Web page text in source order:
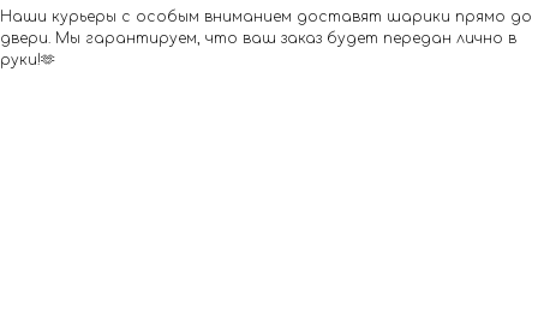
Наши курьеры с особым вниманием доставят шарики прямо до
двери. Мы гарантируем, что ваш заказ будет передан лично в
руки!🫶